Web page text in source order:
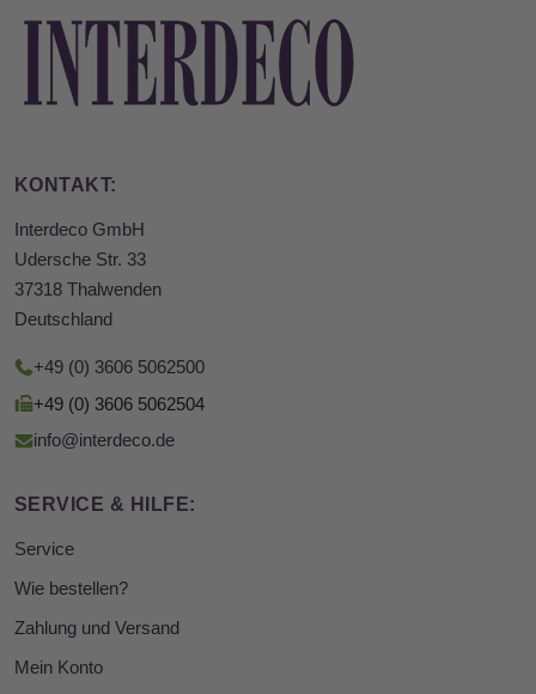
KONTAKT:
Interdeco GmbH
Udersche Str. 33
37318 Thalwenden
Deutschland
+49 (0) 3606 5062500
+49 (0) 3606 5062504
info@interdeco.de
SERVICE & HILFE:
Service
Wie bestellen?
Zahlung und Versand
Mein Konto